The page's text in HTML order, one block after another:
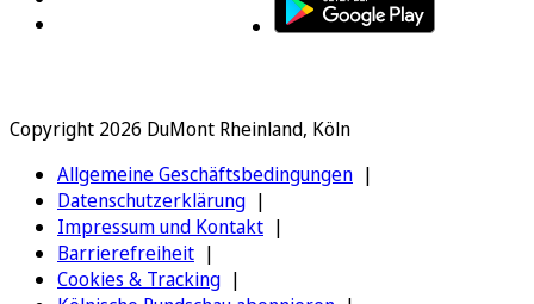
Copyright 2026 DuMont Rheinland, Köln
Allgemeine Geschäftsbedingungen
Datenschutzerklärung
Impressum und Kontakt
Barrierefreiheit
Cookies & Tracking